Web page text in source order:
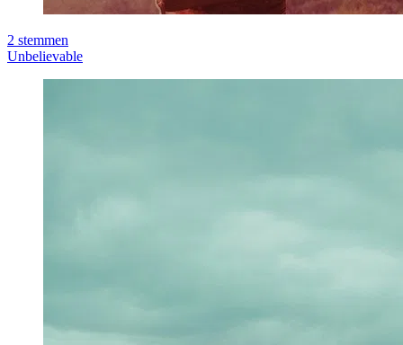
2 stemmen
Unbelievable